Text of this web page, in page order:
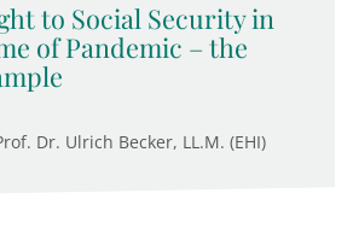
to Social Security in
of Pandemic – the
Dr. Ulrich Becker, LL.M. (EHI)